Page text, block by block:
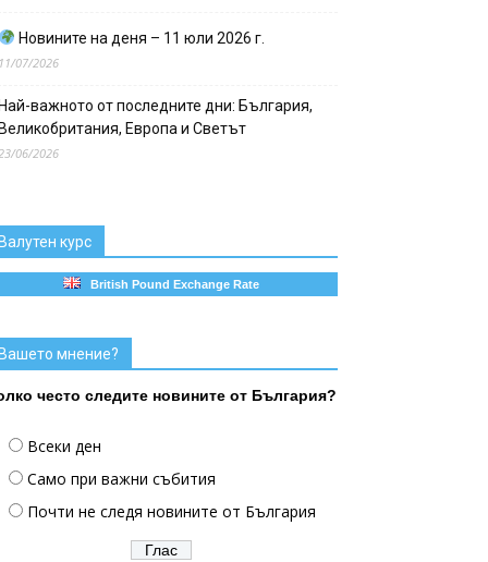
Новините на деня – 11 юли 2026 г.
07/2026
важното от последните дни: България,
Европа и Светът
06/2026
курс
British Pound Exchange Rate
мнение?
често следите новините от България?
Всеки ден
Само при важни събития
Почти не следя новините от България